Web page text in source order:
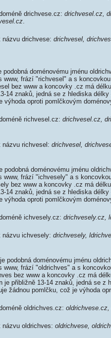
drichvese.cz: drichvesel.cz,
.
drichvese: drichvesel,
podobná doménovému jménu
frází "richvesel" a s
bez www a koncovky .cz má
14 znaků, jedná se z hlediska
výhoda oproti pomlčkovým
richvesel.cz: drichvesel.cz,
richvesel: drichvesel,
podobná doménovému jménu
frází "ichvesely" a s
bez www a koncovky .cz má
14 znaků, jedná se z hlediska
výhoda oproti pomlčkovým
ichvesely.cz: drichvesely.cz,
ichvesely: drichvesely,
podobná doménovému jménu
frází "oldrichves" a s
bez www a koncovky .cz má
je přibližně 13-14 znaků, jedná se z
žádnou pomlčku, což je výhoda
oldrichves.cz:
oldrichves: oldrichvese,